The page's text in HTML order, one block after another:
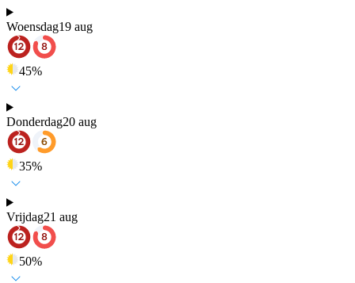
Woensdag19 aug
45%
Donderdag20 aug
35%
Vrijdag21 aug
50%